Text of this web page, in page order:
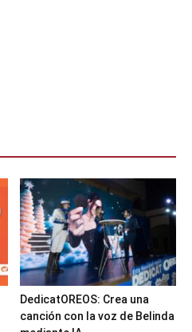
DedicatOREOS: Crea una
canción con la voz de Belinda